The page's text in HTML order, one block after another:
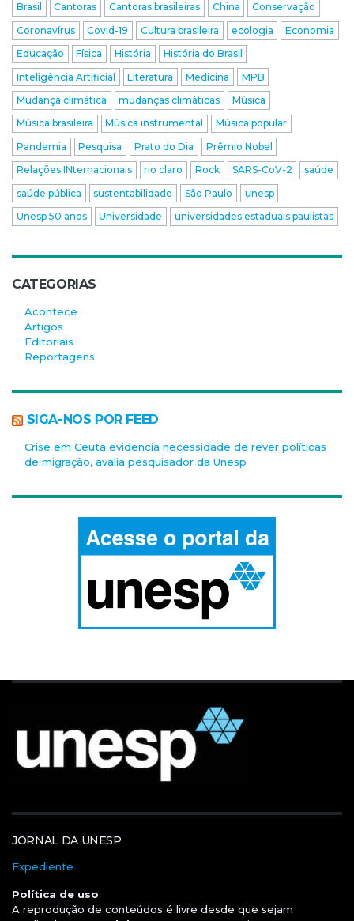
Brasil
Cantoras Cantoras brasileiras China
Conservação
Coronavírus
Covid-19 Cultura brasileira ecologia
Economia
Educação
Física História
História do Brasil
Inteligência Artificial
Literatura Medicina
MPB
Mudança climática
mudanças climáticas
Música
Música brasileira
Música instrumental
Música popular
Pandemia
Pesquisa Prato do Dia
Prêmio Nobel
Relações INternacionais
rio claro Rock SARS-CoV-2
saúde
saúde pública
sustentabilidade São Paulo
unesp
Unesp 50 anos
Universidade universidades estaduais paulistas
CATEGORIAS
Acontece
Artigos
Editoriais
Reportagens
SIGA-NOS POR FEED
Crise em Ceuta evidencia necessidade de rever políticas
de migração, avalia pesquisador da Unesp
JORNAL DA UNESP
Expediente
Política de uso
A reprodução de conteúdos é livre desde que sejam